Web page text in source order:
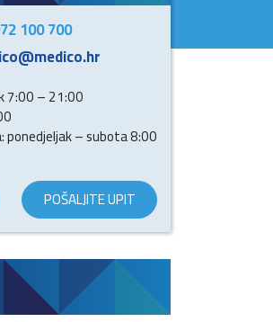
100 700
7:00 – 21:00
– subota 8:00
POŠALJITE UPIT